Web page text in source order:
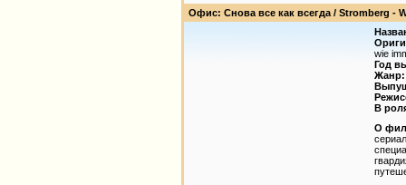
Офис: Снова все как всегда / Stromberg -
wie
Год
Жанр:
В
О